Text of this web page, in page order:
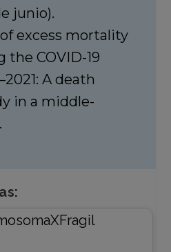
junio).
excess mortality
the COVID-19
A death
in a middle-